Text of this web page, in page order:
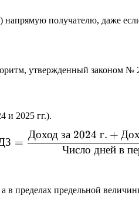
получателю, даже если
утвержденный законом №
и 2025 гг.).
СДЗ =
=
Число дней в
Доход за2024 г. +
в пределах предельной